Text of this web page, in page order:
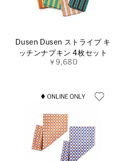
Dusen Dusen ストライプ キ
ッチンナプキン 4枚セット
￥9,680